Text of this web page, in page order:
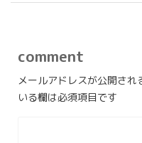
comment
メールアドレスが公開され
いる欄は必須項目です